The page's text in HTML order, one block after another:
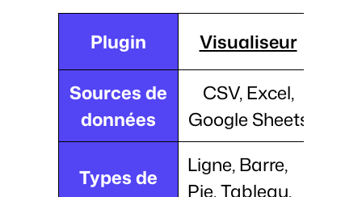
Plugin Visualiseur
Sources de
données
CSV, Excel,
Google Sheets
Types de
Ligne, Barre,
Pie, Tableau,